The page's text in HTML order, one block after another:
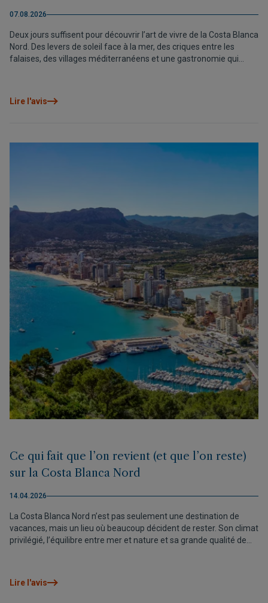
07.08.2026
Deux jours suffisent pour découvrir l’art de vivre de la Costa Blanca
Nord. Des levers de soleil face à la mer, des criques entre les
falaises, des villages méditerranéens et une gastronomie qui
Lire l'avis
Ce qui fait que l’on revient (et que l’on reste)
sur la Costa Blanca Nord
14.04.2026
La Costa Blanca Nord n’est pas seulement une destination de
vacances, mais un lieu où beaucoup décident de rester. Son climat
privilégié, l’équilibre entre mer et nature et sa grande qualité de
Lire l'avis